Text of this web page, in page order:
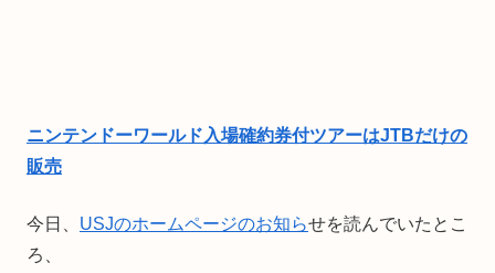
ニンテンドーワールド入場確約券付ツアーはJTBだけの
販売
今日、 USJのホームページのお知らせを読んでいたとこ
ろ、